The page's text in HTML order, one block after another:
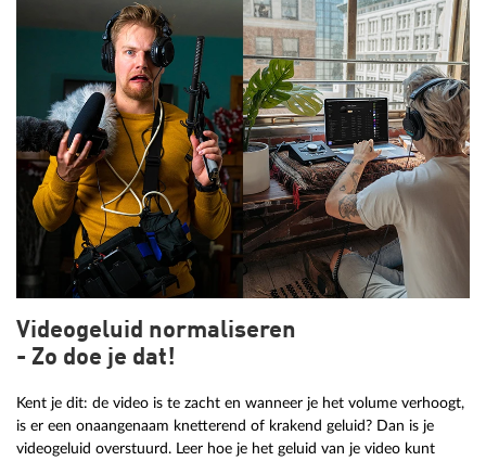
Videogeluid normaliseren
- Zo doe je dat!
Kent je dit: de video is te zacht en wanneer je het volume verhoogt,
is er een onaangenaam knetterend of krakend geluid? Dan is je
videogeluid overstuurd. Leer hoe je het geluid van je video kunt